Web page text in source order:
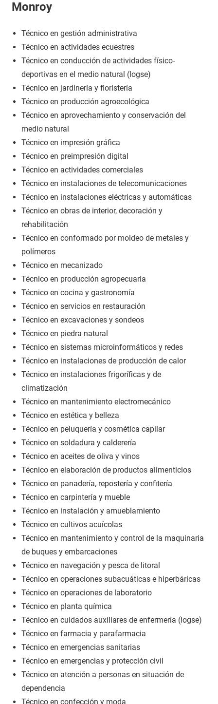
Monroy
Técnico en gestión administrativa
Técnico en actividades ecuestres
Técnico en conducción de actividades físico-
deportivas en el medio natural (logse)
Técnico en jardinería y floristería
Técnico en producción agroecológica
Técnico en aprovechamiento y conservación del
medio natural
Técnico en impresión gráfica
Técnico en preimpresión digital
Técnico en actividades comerciales
Técnico en instalaciones de telecomunicaciones
Técnico en instalaciones eléctricas y automáticas
Técnico en obras de interior, decoración y
rehabilitación
Técnico en conformado por moldeo de metales y
polímeros
Técnico en mecanizado
Técnico en producción agropecuaria
Técnico en cocina y gastronomía
Técnico en servicios en restauración
Técnico en excavaciones y sondeos
Técnico en piedra natural
Técnico en sistemas microinformáticos y redes
Técnico en instalaciones de producción de calor
Técnico en instalaciones frigoríficas y de
climatización
Técnico en mantenimiento electromecánico
Técnico en estética y belleza
Técnico en peluquería y cosmética capilar
Técnico en soldadura y calderería
Técnico en aceites de oliva y vinos
Técnico en elaboración de productos alimenticios
Técnico en panadería, repostería y confitería
Técnico en carpintería y mueble
Técnico en instalación y amueblamiento
Técnico en cultivos acuícolas
Técnico en mantenimiento y control de la maquinaria
de buques y embarcaciones
Técnico en navegación y pesca de litoral
Técnico en operaciones subacuáticas e hiperbáricas
Técnico en operaciones de laboratorio
Técnico en planta química
Técnico en cuidados auxiliares de enfermería (logse)
Técnico en farmacia y parafarmacia
Técnico en emergencias sanitarias
Técnico en emergencias y protección civil
Técnico en atención a personas en situación de
dependencia
Técnico en confección y moda